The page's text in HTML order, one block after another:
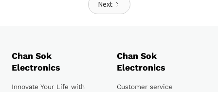
Next
Chan Sok
Electronics
Innovate Your Life with
Chan Sok
Electronics
Customer service